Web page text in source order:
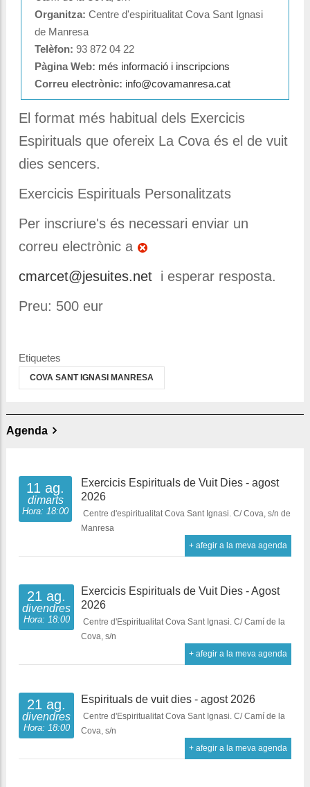
Organitza: Centre d'espiritualitat Cova Sant Ignasi
de Manresa
Telèfon: 93 872 04 22
Pàgina Web: més informació i inscripcions
Correu electrònic: info@covamanresa.cat
El format més habitual dels Exercicis
Espirituals que ofereix La Cova és el de vuit
dies sencers.
Exercicis Espirituals Personalitzats
Per inscriure's és necessari enviar un
correu electrònic a
cmarcet@jesuites.net i esperar resposta.
Preu: 500 eur
Etiquetes
COVA SANT IGNASI MANRESA
Agenda
11 ag.
dimarts
Hora: 18:00
Exercicis Espirituals de Vuit Dies - agost
2026
Centre d'espiritualitat Cova Sant Ignasi. C/ Cova, s/n de
Manresa
+ afegir a la meva agenda
21 ag.
divendres
Hora: 18:00
Exercicis Espirituals de Vuit Dies - Agost
2026
Centre d'Espiritualitat Cova Sant Ignasi. C/ Camí de la
Cova, s/n
+ afegir a la meva agenda
21 ag.
divendres
Hora: 18:00
Espirituals de vuit dies - agost 2026
Centre d'Espiritualitat Cova Sant Ignasi. C/ Camí de la
Cova, s/n
+ afegir a la meva agenda